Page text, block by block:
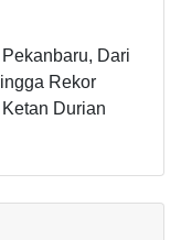
Dari
Rekor
Durian